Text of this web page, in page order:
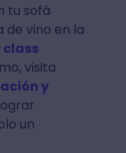
tu sofá
vino en la
class
visita
y
un